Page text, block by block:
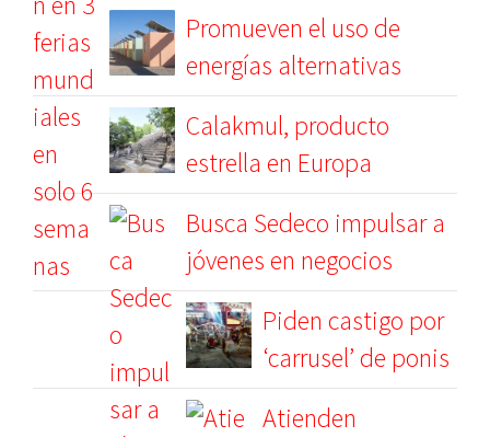
Promueven el uso de
energías alternativas
Calakmul, producto
estrella en Europa
Busca Sedeco impulsar a
jóvenes en negocios
Piden castigo por
‘carrusel’ de ponis
Atienden